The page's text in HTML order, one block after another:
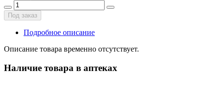
Под заказ
Подробное описание
Описание товара временно отсутствует.
Наличие товара в аптеках